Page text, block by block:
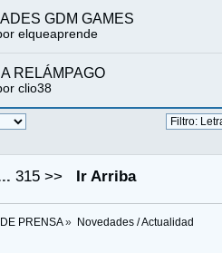
GDM GAMES
elqueaprende
RELÁMPAGO
clio38
315 >> Ir Arriba
PRENSA» Novedades / Actualidad